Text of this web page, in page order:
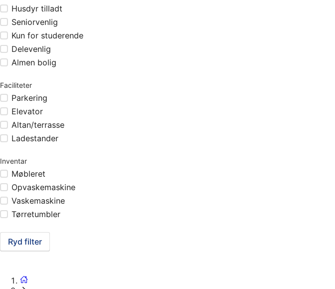
Husdyr tilladt
Seniorvenlig
Kun for studerende
Delevenlig
Almen bolig
Faciliteter
Parkering
Elevator
Altan/terrasse
Ladestander
Inventar
Møbleret
Opvaskemaskine
Vaskemaskine
Tørretumbler
Ryd filter